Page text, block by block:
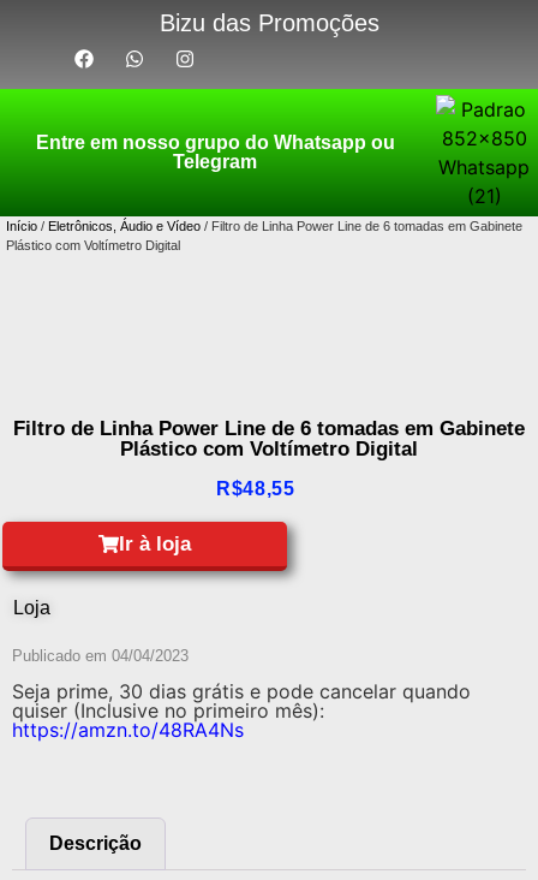
Bizu das Promoções
Entre em nosso grupo do Whatsapp ou
Telegram
Início / Eletrônicos, Áudio e Vídeo / Filtro de Linha Power Line de 6 tomadas em Gabinete
Plástico com Voltímetro Digital
Filtro de Linha Power Line de 6 tomadas em Gabinete
Plástico com Voltímetro Digital
R$48,55
Ir à loja
Loja
Publicado em 04/04/2023
Seja prime, 30 dias grátis e pode cancelar quando
quiser (Inclusive no primeiro mês):
https://amzn.to/48RA4Ns
Descrição